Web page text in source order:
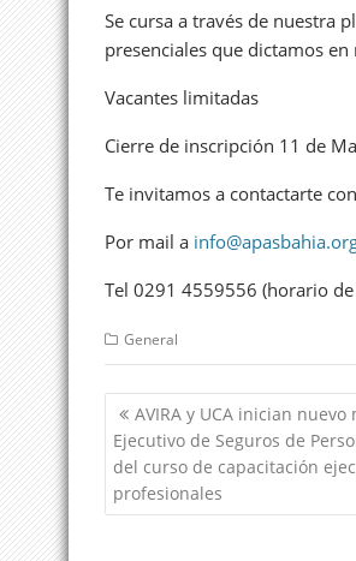
Se cursa a través de nuestra
presenciales que dictamos
Vacantes limitadas
Cierre de inscripción 11 de
Te invitamos a contactarte
Por mail a
Tel 0291 4559556 (horario
General
Navegación
de
entradas
AVIRA y UCA inician
Ejecutivo de Seguros de
del curso de capacitación
profesionales